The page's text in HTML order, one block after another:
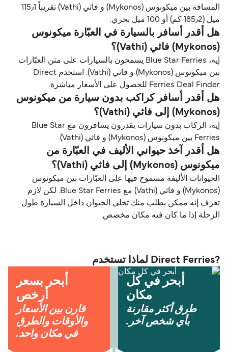
المسافة بين ميكونوس (Mykonos) و فاثي (Vathi) تقريباً 115٫1
ميل (185٫2 كم) أو 100 ميل بحري.
هل أقدر أسافر بالسيارة في العبّارة ميكونوس
(Mykonos) فاثي (Vathi)؟
إيه، Blue Star Ferries يسمحون بالسيارات على متن العبّارات
بين ميكونوس (Mykonos) و فاثي (Vathi). استخدم Direct
Ferries Deal Finder للحصول على الأسعار مباشرة.
هل أقدر أسافر كراكب بدون سيارة من ميكونوس
(Mykonos) إلى فاثي (Vathi)؟
إيه، الركاب بدون سيارات يقدرون يسافرون مع Blue Star
Ferries بين ميكونوس (Mykonos) و فاثي (Vathi).
هل أقدر آخذ حيواني الأليف في العبّارة من
ميكونوس (Mykonos) إلى فاثي (Vathi)؟
الحيوانات الأليفة مسموح فيها على العبّارات بين ميكونوس
(Mykonos) و فاثي (Vathi) مع Blue Star Ferries. لكن لازم
تعرف إنه ممكن يطلب منك تخلي الحيوان داخل السيارة طول
الرحلة إذا ما كان فيه مكان مخصص.
?Direct Ferries لماذا تستخدم
أبحر في كل
مكان
طرق أكثر مقارنة
بأي شخص آخر.
أبحر بسعر
أرخص
قارن بين الأسعار
والأوقات والطرق
في مكان واحد.